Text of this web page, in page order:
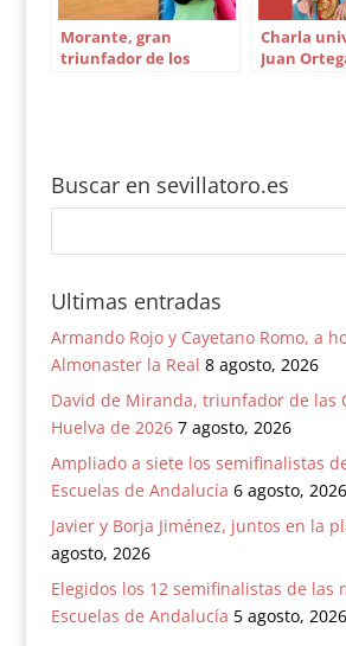
Morante, gran
triunfador de los
Charla
Juan
Buscar en sevillatoro.es
Ultimas entradas
Armando Rojo y Cayetano Romo, a
Almonaster la Real 8 agosto, 2026
David de Miranda, triunfador de las
Huelva de 2026 7 agosto, 2026
Ampliado a siete los semifinalistas
Escuelas de Andalucía 6 agosto, 2026
Javier y Borja Jiménez, juntos en la
agosto, 2026
Elegidos los 12 semifinalistas de las
Escuelas de Andalucía 5 agosto, 2026